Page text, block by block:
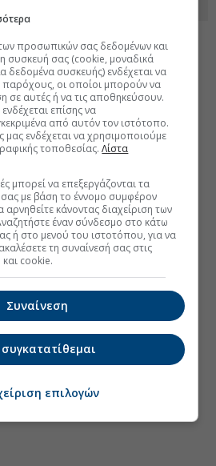
προσωπικών σας δεδομένων και
συσκευή σας (cookie, μοναδικά
δεδομένα συσκευής) ενδέχεται να
παρόχους, οι οποίοι μπορούν να
αυτές ή να τις αποθηκεύσουν.
επίσης να
από αυτόν τον ιστότοπο.
μας ενδέχεται να χρησιμοποιούμε
τοποθεσίας.Λίστα
μπορεί να επεξεργάζονται τα
με βάση το έννομο συμφέρον
κάνοντας διαχείριση των
έναν σύνδεσμο στο κάτω
ή στο μενού του ιστοτόπου, για να
τη συναίνεσή σας στις
cookie.
Συναίνεση
επιλογών